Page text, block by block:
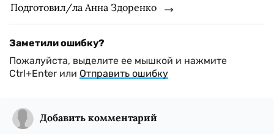
Подготовил/ла Анна Здоренко
Заметили ошибку?
Пожалуйста, выделите ее мышкой и нажмите
Ctrl+Enter или Отправить ошибку
Добавить комментарий